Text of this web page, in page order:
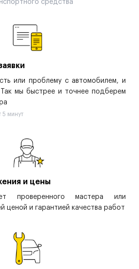
средства
или проблему с автомобилем, и
мы быстрее и точнее подберем
5 минут
и цены
проверенного мастера или
ценой и гарантией качества работ